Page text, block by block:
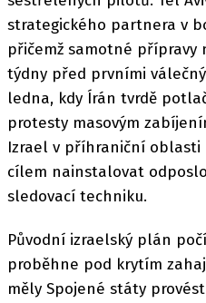
strategického partnera v
přičemž samotné přípravy
týdny před prvními
ledna, kdy Írán tvrdě
protesty masovým
Izrael v příhraniční oblasti
cílem nainstalovat
sledovací techniku.
Původní izraelský plán
proběhne pod krytím
měly Spojené státy